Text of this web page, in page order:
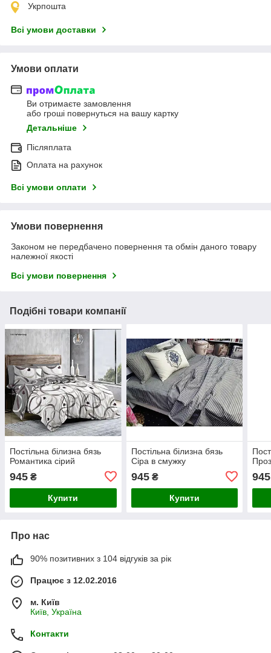
Укрпошта
Всі умови доставки
Умови оплати
Ви отримаєте замовлення
або гроші повернуться на вашу картку
Детальніше
Післяплата
Оплата на рахунок
Всі умови оплати
Умови повернення
Законом не передбачено повернення та обмін даного товару
належної якості
Всі умови повернення
Подібні товари компанії
Постільна білизна бязь
Романтика сірий
945 ₴
Купити
Постільна білизна бязь
Сіра в смужку
945₴
Купити
945
Про нас
90% позитивних з 104 відгуків за рік
Працює з 12.02.2016
м. Київ
Київ, Україна
Контакти